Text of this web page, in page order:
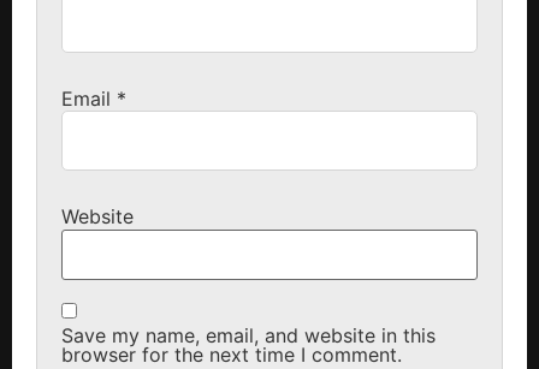
Email *
Website
Save my name, email, and website in this
browser for the next time I comment.